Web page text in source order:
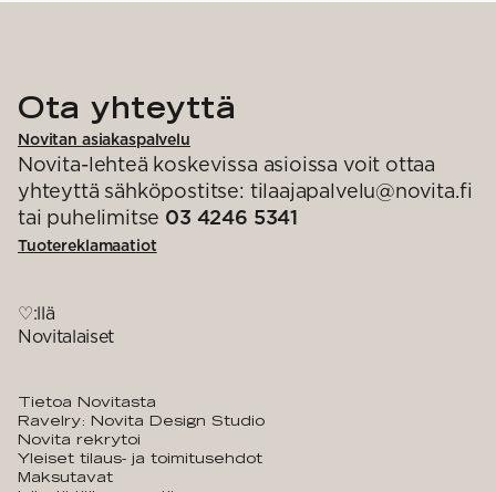
Ota yhteyttä
Novitan asiakaspalvelu
Novita-lehteä koskevissa asioissa voit ottaa
yhteyttä sähköpostitse: tilaajapalvelu@novita.fi
tai puhelimitse 03 4246 5341
Tuotereklamaatiot
♡:llä
Novitalaiset
Tietoa Novitasta
Ravelry: Novita Design Studio
Novita rekrytoi
Yleiset tilaus- ja toimitusehdot
Maksutavat